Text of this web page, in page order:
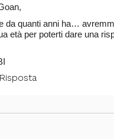
da quanti anni ha…
età per poterti dare una
Risposta